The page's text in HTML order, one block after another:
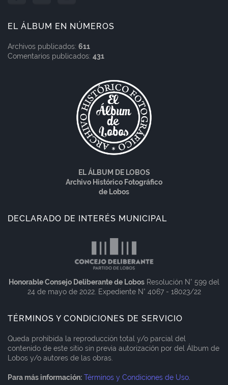
EL ÁLBUM EN NÚMEROS
Archivos publicados: 611
Comentarios publicados: 431
EL ÁLBUM DE LOBOS
Archivo Histórico Fotográfico
de Lobos
DECLARADO DE INTERÉS MUNICIPAL
Honorable Consejo Deliberante de Lobos Resolución N° 599 del
24 de mayo de 2022. Expediente N° 4067 - 18023/22
TÉRMINOS Y CONDICIONES DE SERVICIO
Queda prohibida la reproducción total y/o parcial del
contenido de este sitio sin previa autorización por del Álbum de
Lobos y/o autores de las obras.
Para más información: Términos y Condiciones de Uso